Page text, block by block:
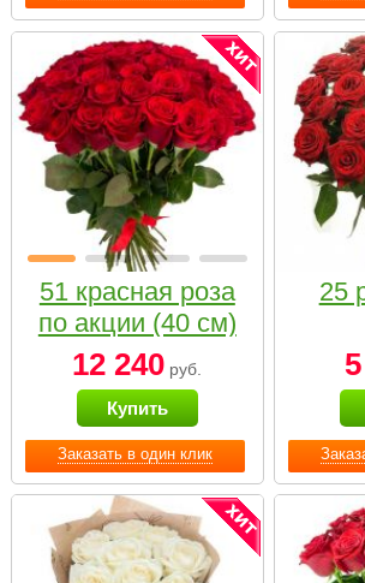
Заказать в один клик
51 красная роза
по акции (40 см)
12 240 руб.
Купить
25